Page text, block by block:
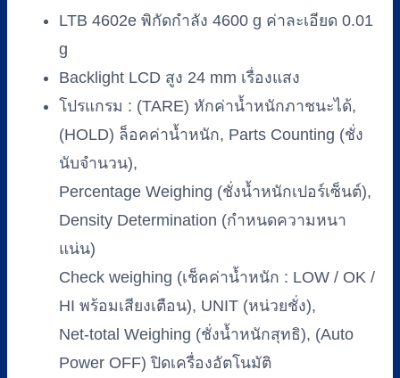
4602e
4.6
kg/0.01
ชิ้น
LTB 4602e พิกัดกำลัง 4600 g ค่าละเอียด 0.01
g
Backlight LCD สูง 24 mm เรื่องแสง
โปรแกรม : (TARE) หักค่าน้ำหนักภาชนะได้,
(HOLD) ล็อคค่าน้ำหนัก, Parts Counting (ชั่ง
นับจำนวน),
Percentage Weighing (ชั่งน้ำหนักเปอร์เซ็นต์),
Density Determination (กำหนดความหนา
แน่น)
Check weighing (เช็คค่าน้ำหนัก : LOW / OK /
HI พร้อมเสียงเตือน), UNIT (หน่วยชั่ง),
Net-total Weighing (ชั่งน้ำหนักสุทธิ), (Auto
Power OFF) ปิดเครื่องอัตโนมัติ